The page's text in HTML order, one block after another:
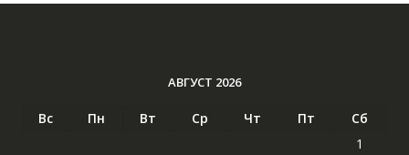
АВГУСТ 2026
Вс Пн Вт Ср Чт Пт
Сб
1